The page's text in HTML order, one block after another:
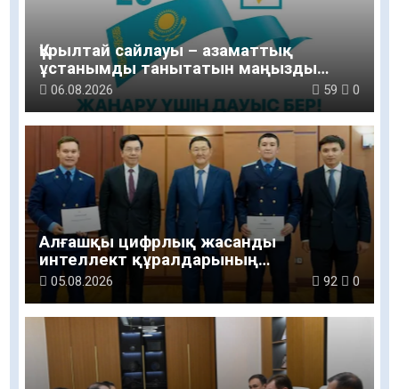
Құрылтай сайлауы – азаматтық
ұстанымды танытатын маңызды
қадам
06.08.2026 59 0
Алғашқы цифрлық жасанды
интеллект құралдарының
таныстырылымы өтті
05.08.2026 92 0